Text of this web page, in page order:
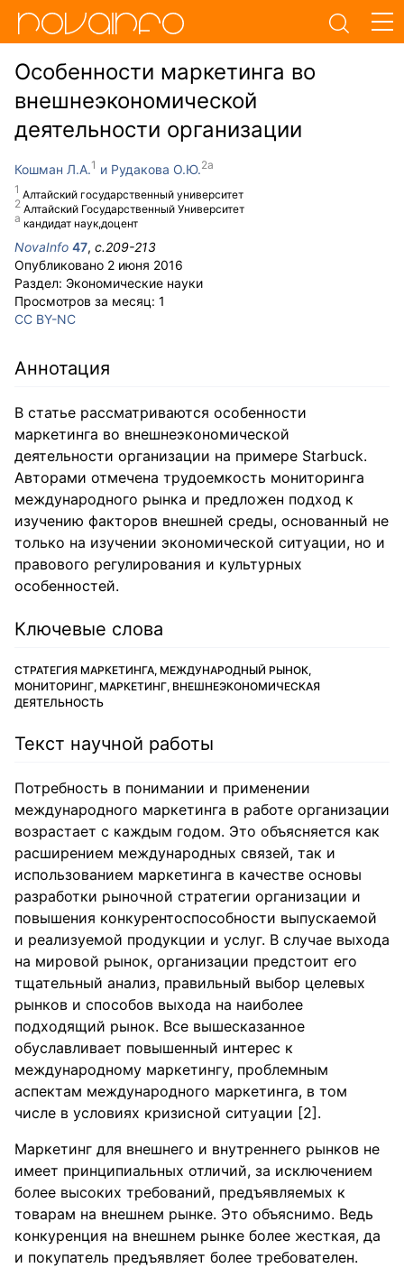
Особенности маркетинга во
внешнеэкономической
деятельности организации
Кошман Л.А.
Алтайский государственный университет
Рудакова О.Ю.
Алтайский Государственный Университет
кандидат наук,доцент
NovaInfo 47, с.209-213
Опубликовано 2 июня 2016
Раздел: Экономические науки
Просмотров за месяц: 1
CC BY-NC
Аннотация
В статье рассматриваются особенности
маркетинга во внешнеэкономической
деятельности организации на примере Starbuck.
Авторами отмечена трудоемкость мониторинга
международного рынка и предложен подход к
изучению факторов внешней среды, основанный не
только на изучении экономической ситуации, но и
правового регулирования и культурных
особенностей.
Ключевые слова
СТРАТЕГИЯ МАРКЕТИНГА, МЕЖДУНАРОДНЫЙ РЫНОК,
МОНИТОРИНГ, МАРКЕТИНГ, ВНЕШНЕЭКОНОМИЧЕСКАЯ
ДЕЯТЕЛЬНОСТЬ
Текст научной работы
Потребность в понимании и применении
международного маркетинга в работе организации
возрастает с каждым годом. Это объясняется как
расширением международных связей, так и
использованием маркетинга в качестве основы
разработки рыночной стратегии организации и
повышения конкурентоспособности выпускаемой
и реализуемой продукции и услуг. В случае выхода
на мировой рынок, организации предстоит его
тщательный анализ, правильный выбор целевых
рынков и способов выхода на наиболее
подходящий рынок. Все вышесказанное
обуславливает повышенный интерес к
международному маркетингу, проблемным
аспектам международного маркетинга, в том
числе в условиях кризисной ситуации [2].
Маркетинг для внешнего и внутреннего рынков не
имеет принципиальных отличий, за исключением
более высоких требований, предъявляемых к
товарам на внешнем рынке. Это объяснимо. Ведь
конкуренция на внешнем рынке более жесткая, да
и покупатель предъявляет более требователен.